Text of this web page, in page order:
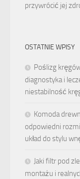
przywrócić jej
OSTATNIE WPISY
Poślizg
diagnostyka i
niestabilność
Komoda
odpowiedni
układ do stylu
Jaki filtr pod
montażu i